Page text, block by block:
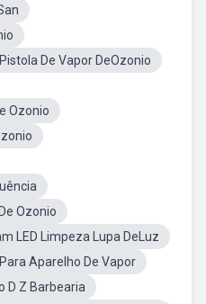
Pistola De Vapor DeOzonio
Ozonio
Ozonio
LED Limpeza Lupa DeLuz
Aparelho De Vapor
D Z Barbearia